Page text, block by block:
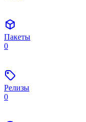
Пакеты
0
Релизы
0